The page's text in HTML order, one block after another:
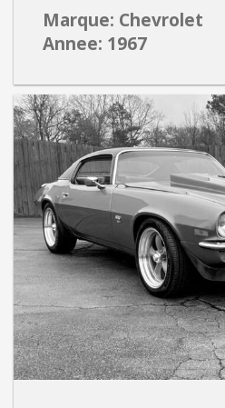
Marque: Chevrolet
Annee: 1967